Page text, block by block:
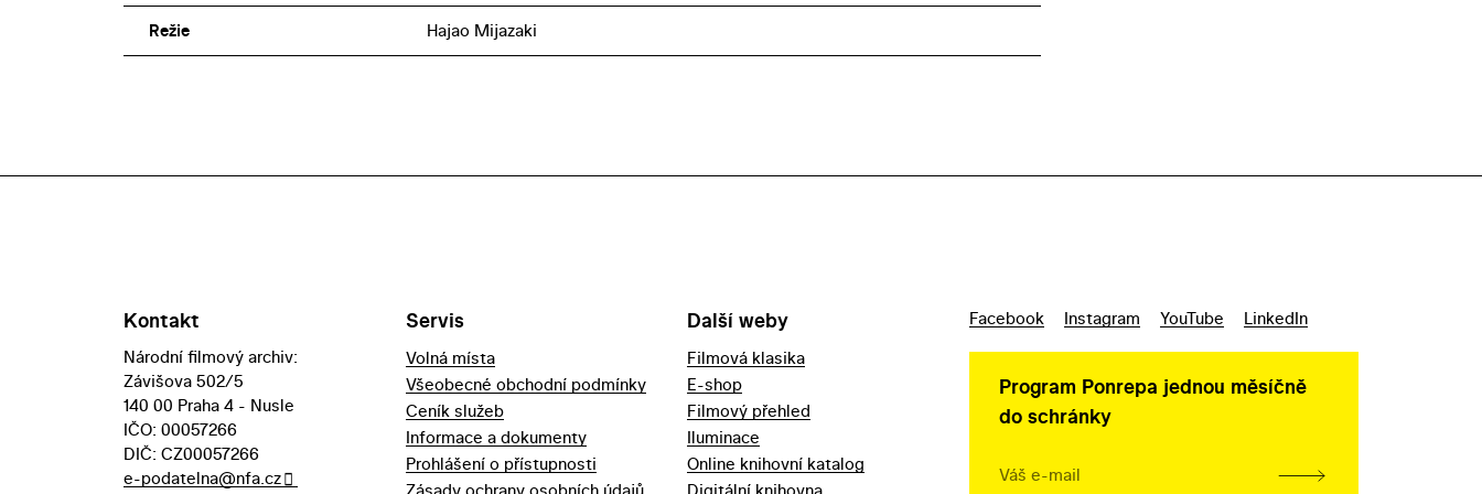
Režie Hajao Mijazaki
Kontakt
Národní filmový archiv:
Závišova 502/5
140 00 Praha 4 - Nusle
IČO: 00057266
DIČ: CZ00057266
e-podatelna@nfa.cz
Servis
Volná místa
Všeobecné obchodní podmínky
Ceník služeb
Informace a dokumenty
Prohlášení o přístupnosti
Další weby
Filmová klasika
E-shop
Filmový přehled
Iluminace
Online knihovní katalog
Facebook Instagram YouTube LinkedIn
Program Ponrepa jednou měsíčně
do schránky